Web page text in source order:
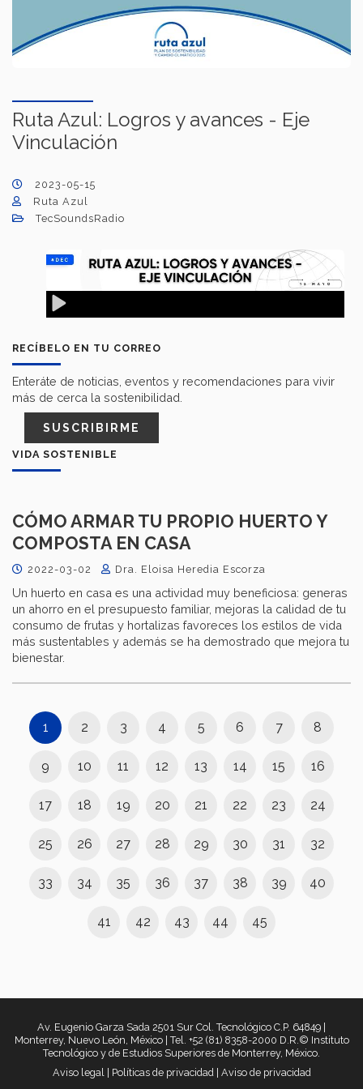
Ruta Azul: Logros y avances - Eje
Vinculación
2023-05-15
Ruta Azul
TecSoundsRadio
RECÍBELO EN TU CORREO
Enteráte de noticias, eventos y recomendaciones para vivir
más de cerca la sostenibilidad.
SUSCRIBIRME
VIDA SOSTENIBLE
CÓMO ARMAR TU PROPIO HUERTO Y
COMPOSTA EN CASA
2022-03-02 Dra. Eloisa Heredia Escorza
Un huerto en casa es una actividad muy beneficiosa: generas
un ahorro en el presupuesto familiar, mejoras la calidad de tu
consumo de frutas y hortalizas favoreces los estilos de vida
más sustentables y además se ha demostrado que mejora tu
bienestar.
1 2 3 4 5 6 7 8
9 10 11 12 13 14 15 16
17 18 19 20 21 22 23 24
25 26 27 28 29 30 31 32
33 34 35 36 37 38 39 40
41 42 43 44 45
Av. Eugenio Garza Sada 2501 Sur Col. Tecnológico C.P. 64849 |
Monterrey, Nuevo León, México | Tel. +52 (81) 8358-2000 D.R.© Instituto
Tecnológico y de Estudios Superiores de Monterrey, México.
Aviso legal
Políticas de privacidad Aviso de privacidad